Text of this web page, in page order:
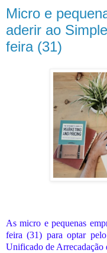
Micro e
aderir ao
feira (31)
As micro e pequenas
feira (31) para optar
Unificado de Arrecadação